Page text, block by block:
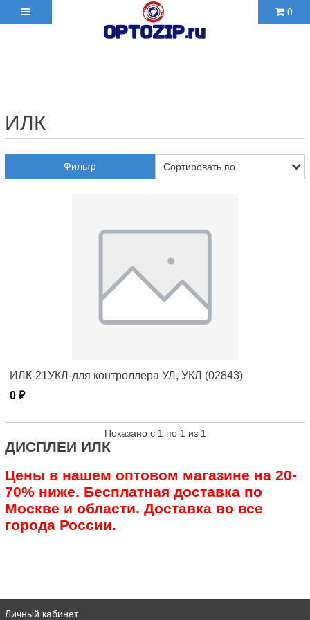
0
ИЛК
Фильтр
ИЛК-21УКЛ-для контроллера УЛ, УКЛ (02843)
0 ₽
Показано с 1 по 1 из 1
ДИСПЛЕИ ИЛК
Цены в нашем оптовом магазине на 20-
70% ниже. Бесплатная доставка по
Москве и области. Доставка во все
города России.
Личный кабинет